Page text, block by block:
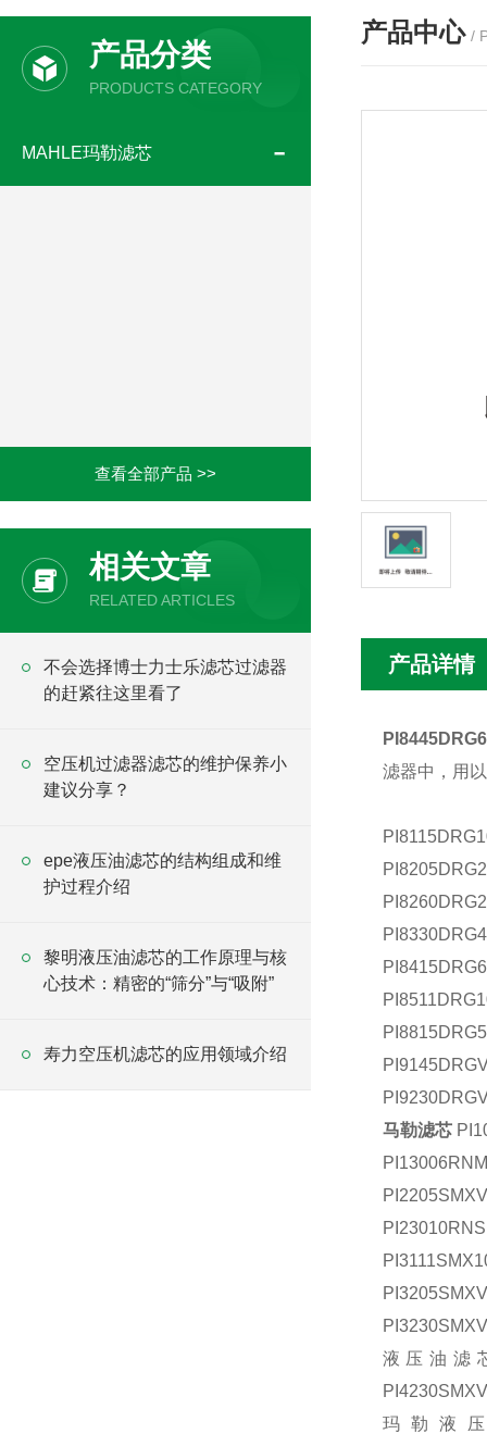
产品分类
PRODUCTS CATEGORY
MAHLE玛勒滤芯
查看全部产品 >>
相关文章
RELATED ARTICLES
不会选择博士力士乐滤芯过滤器
的赶紧往这里看了
空压机过滤器滤芯的维护保养小
建议分享？
epe液压油滤芯的结构组成和维
护过程介绍
黎明液压油滤芯的工作原理与核
心技术：精密的“筛分”与“吸附”
寿力空压机滤芯的应用领域介绍
产品中心 /
产品详情
滤器中，用
马勒滤芯
液压油滤
玛勒液